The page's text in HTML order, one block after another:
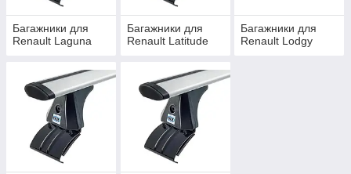
Багажники для
Renault Laguna
Багажники для
Renault Latitude
Багажники для
Renault Lodgy